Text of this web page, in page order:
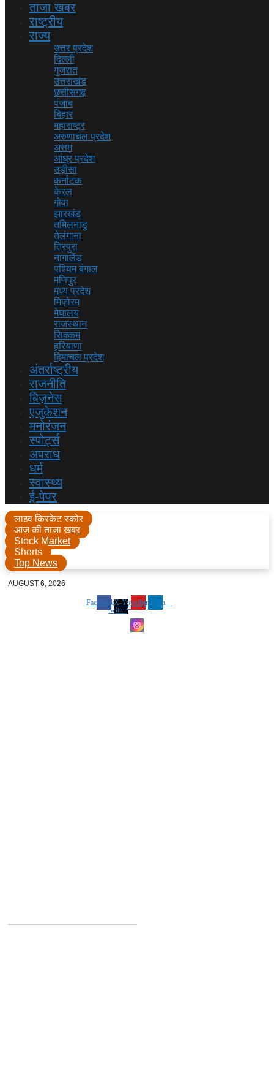
ताजा खबर
राष्ट्रीय
राज्य
उत्तर प्रदेश
दिल्ली
गुजरात
उत्तराखंड
छत्तीसगढ़
पंजाब
बिहार
महाराष्ट्र
अरुणाचल प्रदेश
असम
आंध्र प्रदेश
उड़ीसा
कर्नाटक
केरल
गोवा
झारखंड
तमिलनाडु
तेलंगाना
त्रिपुरा
नागालैंड
पश्चिम बंगाल
मणिपुर
मध्य प्रदेश
मिज़ोरम
मेघालय
राजस्थान
सिक्कम
हरियाणा
हिमाचल प्रदेश
अंतर्राष्ट्रीय
राजनीति
बिज़नेस
एजुकेशन
मनोरंजन
स्पोर्ट्स
अपराध
धर्म
स्वास्थ्य
ई-पेपर
लाइव क्रिकेट स्कोर
आज की ताजा खबर
Stock Market
Shorts
Top News
AUGUST 6, 2026
FacebookX-
twitter
YoutubeLinkedin